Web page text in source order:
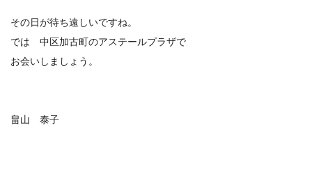
その日が待ち遠しいですね。
では 中区加古町のアステールプラザで
お会いしましょう。
畠山 泰子